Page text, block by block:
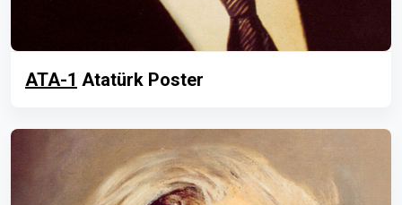
ATA-1 Atatürk Poster